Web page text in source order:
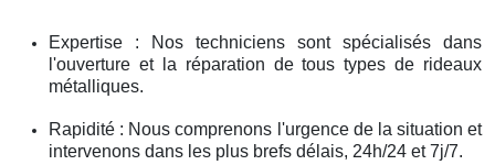
Expertise : Nos techniciens sont spécialisés dans
l'ouverture et la réparation de tous types de rideaux
métalliques.
Rapidité : Nous comprenons l'urgence de la situation et
intervenons dans les plus brefs délais, 24h/24 et 7j/7.